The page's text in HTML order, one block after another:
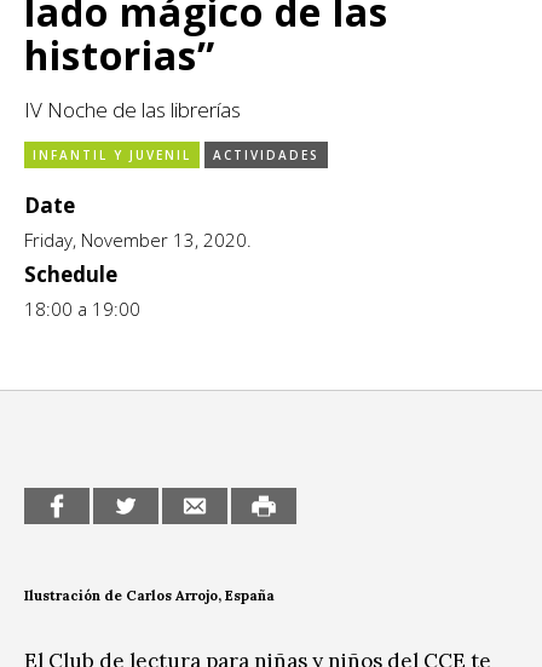
CCE en el interior/libros
Exposiciones
Género y Diversidad
Infantil y Juvenil
Letras
Medio Ambiente
lado mágico de las
historias”
IV Noche de las librerías
INFANTIL Y JUVENIL ACTIVIDADES
Date
Friday, November 13, 2020.
Schedule
18:00 a 19:00
Ilustración de Carlos Arrojo, España
El Club de lectura para niñas y niños del CCE te